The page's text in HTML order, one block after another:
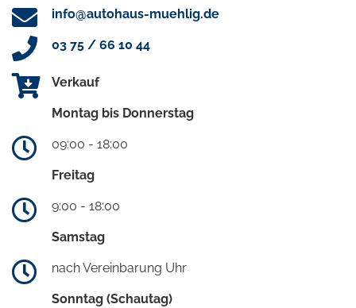
info@autohaus-muehlig.de
03 75 / 66 10 44
Verkauf
Montag bis Donnerstag
09:00 - 18:00
Freitag
9:00 - 18:00
Samstag
nach Vereinbarung Uhr
Sonntag (Schautag)